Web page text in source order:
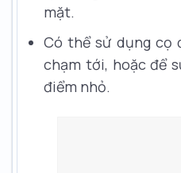
mặt.
Có thể sử dụng cọ
chạm tới, hoặc để
điểm nhỏ.